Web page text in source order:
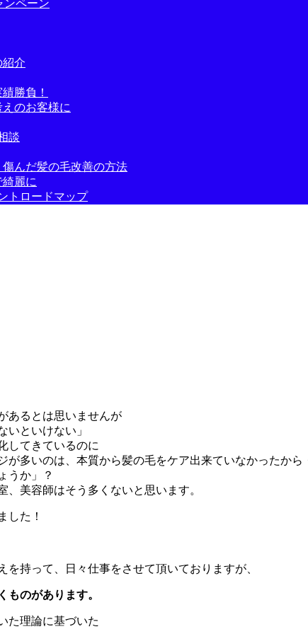
ンペーン
介
勝負！
のお客様に
談
んだ髪の毛改善の方法
麗に
トロードマップ
あるとは思いませんが
いといけない」
してきているのに
が多いのは、本質から髪の毛をケア出来ていなかったから
うか」？
、美容師はそう多くないと思います。
した！
を持って、日々仕事をさせて頂いておりますが、
ものがあります。
た理論に基づいた